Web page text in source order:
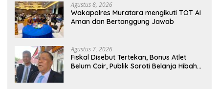
Agustus 8, 2026
Wakapolres Muratara mengikuti TOT AI
Aman dan Bertanggung Jawab
Agustus 7, 2026
Fiskal Disebut Tertekan, Bonus Atlet
Belum Cair, Publik Soroti Belanja Hibah